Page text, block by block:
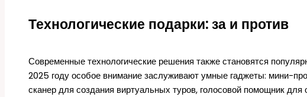
Технологические подарки: за и против
Современные технологические решения также становятся
2025 году особое внимание заслуживают умные гаджеты: мини-
сканер для создания виртуальных туров, голосовой помощник